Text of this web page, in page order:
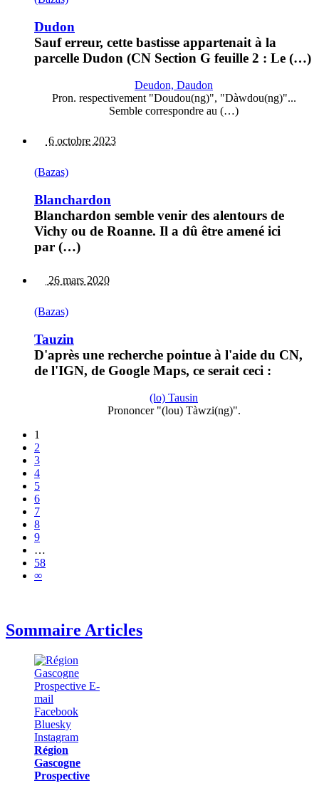
Dudon
Sauf erreur, cette bastisse appartenait à la
parcelle Dudon (CN Section G feuille 2 : Le (…)
Deudon, Daudon
Pron. respectivement "Doudou(ng)", "Dàwdou(ng)"...
Semble correspondre au (…)
6 octobre 2023
(Bazas)
Blanchardon
Blanchardon semble venir des alentours de
Vichy ou de Roanne. Il a dû être amené ici
par (…)
26 mars 2020
(Bazas)
Tauzin
D'après une recherche pointue à l'aide du CN,
de l'IGN, de Google Maps, ce serait ceci :
(lo) Tausin
Prononcer "(lou) Tàwzi(ng)".
1
2
3
4
5
6
7
8
9
…
58
∞
Sommaire Articles
Région
Gascogne
Prospective